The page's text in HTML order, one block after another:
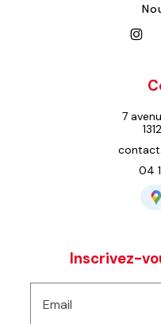
7
04
Inscrivez-
Email